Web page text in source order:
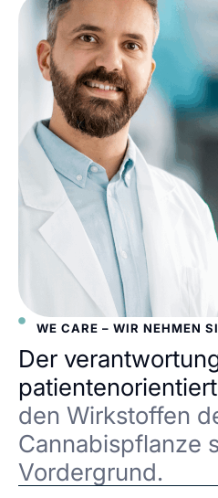
WE CARE – WIR NEHMEN
Der
den Wirkstoffen
Cannabispflanze
Vordergrund.